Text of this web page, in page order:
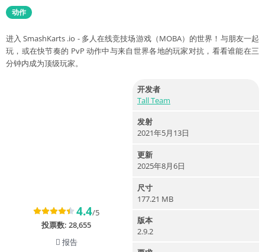
动作
进入 SmashKarts .io - 多人在线竞技场游戏（MOBA）的世界！与朋友一起
玩，或在快节奏的 PvP 动作中与来自世界各地的玩家对抗，看看谁能在三
分钟内成为顶级玩家。
4.4/5
投票数: 28,655
报告
开发者
Tall Team
发射
2021年5月13日
更新
2025年8月6日
尺寸
177.21 MB
版本
2.9.2